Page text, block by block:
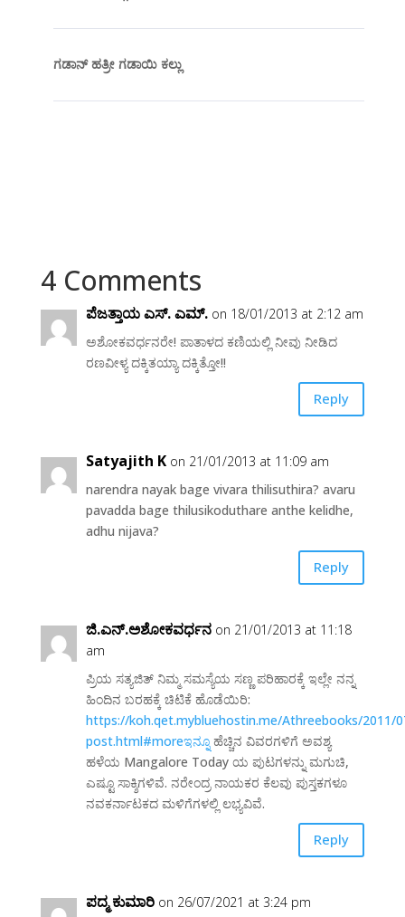
ಗಡಾನ್ ಹತ್ರೀ ಗಡಾಯಿ ಕಲ್ಲು
4 Comments
ಪೆಜತ್ತಾಯ ಎಸ್. ಎಮ್. on 18/01/2013 at 2:12 am
ಅಶೋಕವರ್ಧನರೇ! ಪಾತಾಳದ ಕಣಿಯಲ್ಲಿ ನೀವು ನೀಡಿದ
ರಣವೀಳ್ಯ ದಕ್ಕಿತಯ್ಯಾ ದಕ್ಕಿತ್ತೋ!!
Reply
Satyajith K on 21/01/2013 at 11:09 am
narendra nayak bage vivara thilisuthira? avaru
pavadda bage thilusikoduthare anthe kelidhe,
adhu nijava?
Reply
ಜಿ.ಎನ್.ಅಶೋಕವರ್ಧನ on 21/01/2013 at 11:18
am
ಪ್ರಿಯ ಸತ್ಯಜಿತ್ ನಿಮ್ಮ ಸಮಸ್ಯೆಯ ಸಣ್ಣ ಪರಿಹಾರಕ್ಕೆ ಇಲ್ಲೇ ನನ್ನ
ಹಿಂದಿನ ಬರಹಕ್ಕೆ ಚಿಟಿಕೆ ಹೊಡೆಯಿರಿ:
https://koh.qet.mybluehostin.me/Athreebooks/2011/
post.html#moreಇನ್ನೂಹೆಚ್ಚಿನ ವಿವರಗಳಿಗೆ ಅವಶ್ಯ
ಹಳೆಯ Mangalore Today ಯ ಪುಟಗಳನ್ನು ಮಗುಚಿ,
ಎಷ್ಟೂ ಸಾಕ್ಶಿಗಳಿವೆ. ನರೇಂದ್ರ ನಾಯಕರ ಕೆಲವು ಪುಸ್ತಕಗಳೂ
ನವಕರ್ನಾಟಕದ ಮಳಿಗೆಗಳಲ್ಲಿ ಲಭ್ಯವಿವೆ.
Reply
ಪದ್ಮ ಕುಮಾರಿ on 26/07/2021 at 3:24 pm